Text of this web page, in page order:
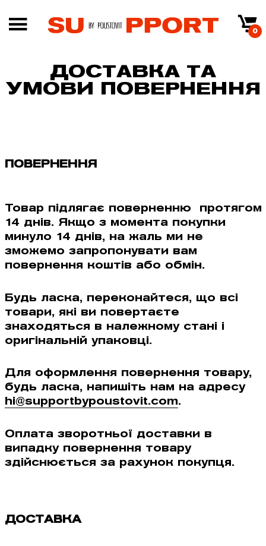
0
ДОСТАВКА ТА
УМОВИ ПОВЕРНЕННЯ
ПОВЕРНЕННЯ
Товар підлягає поверненню протягом
14 днів. Якщо з момента покупки
минуло 14 днів, на жаль ми не
зможемо запропонувати вам
повернення коштiв або обмiн.
Будь ласка, переконайтеся, що всі
товари, які ви повертаєте
знаходяться в належному станi і
оригінальній упаковці.
Для оформлення повернення товару,
будь ласка, напишiть нам на адресу
hi@supportbypoustovit.com.
Оплата зворотньої доставки в
випадку повернення товару
здійснюється за рахунок покупця.
ДОСТАВКА